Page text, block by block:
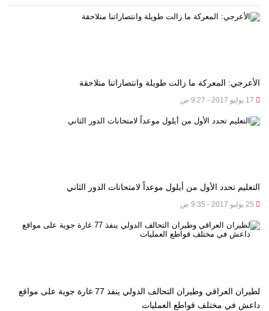
الأعرجي: المعركة ما زالت طويلة وانتصاراتنا متلاحقة
التعليم تحدد الأول من أيلول موعداً لامتحانات الدور الثاني
لطيران العراقي وطيران التحالف الدولي ينفذ 77 غارة جوية على مواقع
داعش في مختلف قواطع العمليات